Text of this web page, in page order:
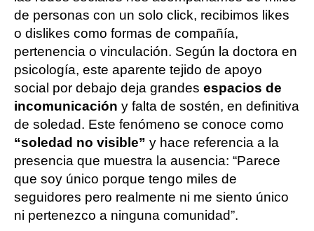
de personas con un solo click, recibimos likes
o dislikes como formas de compañía,
pertenencia o vinculación. Según la doctora en
psicología, este aparente tejido de apoyo
social por debajo deja grandes espacios de
incomunicación y falta de sostén, en definitiva
de soledad. Este fenómeno se conoce como
“soledad no visible” y hace referencia a la
presencia que muestra la ausencia: “Parece
que soy único porque tengo miles de
seguidores pero realmente ni me siento único
ni pertenezco a ninguna comunidad”.